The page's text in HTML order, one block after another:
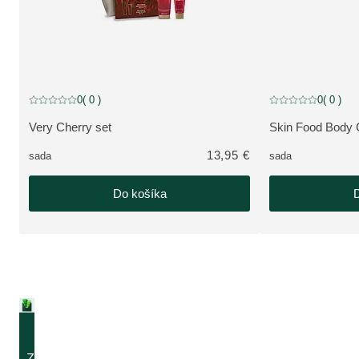
ZOBRAZIŤ PRODUKT:
Very Cherry set
Aktuálne hodnotenie: 0 z 5 hviezdičiek hodnotené 0 zákazníkmi
0( 0 )
sada 13,95 €
Do košíka
ZOBRAZIŤ
Skin Food Body
Aktuálne 0( 0 )
sada